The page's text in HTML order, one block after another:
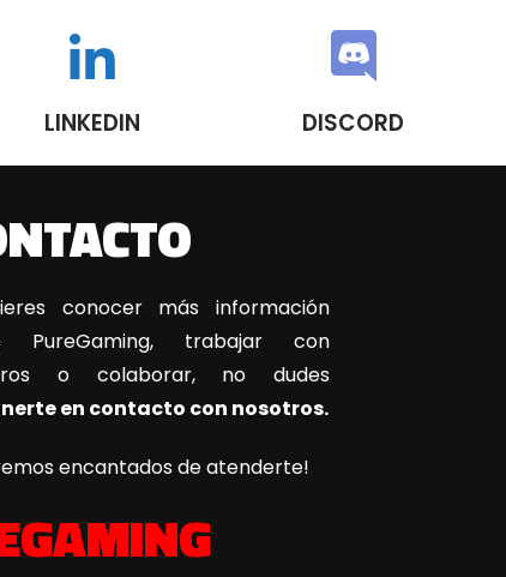
LINKEDIN DISCORD
conocer más información
PureGaming, trabajar con
o colaborar, no dudes
en contacto con nosotros.
encantados de atenderte!